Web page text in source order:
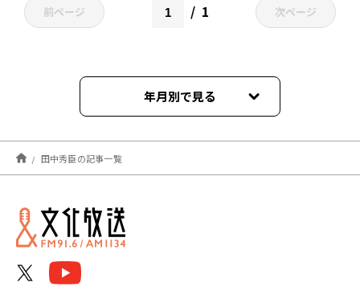
前ページ 1 次ページ
年月別で見る
2026年08月
2026年07月
2026年06月
田中秀臣の記事一覧